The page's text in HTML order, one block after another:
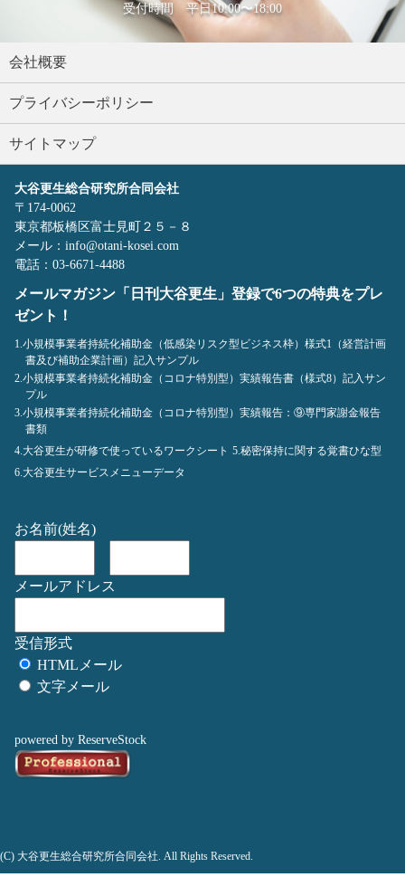
受付時間 平日10:00〜18:00
会社概要
プライバシーポリシー
サイトマップ
大谷更生総合研究所合同会社
〒174-0062
東京都板橋区富士見町２５－８
メール：info@otani-kosei.com
電話：03-6671-4488
メールマガジン「日刊大谷更生」登録で6つの特典をプレ
ゼント！
1.小規模事業者持続化補助金（低感染リスク型ビジネス枠）様式1（経営計画
書及び補助企業計画）記入サンプル
2.小規模事業者持続化補助金（コロナ特別型）実績報告書（様式8）記入サン
プル
3.小規模事業者持続化補助金（コロナ特別型）実績報告：⑨専門家謝金報告
書類
4.大谷更生が研修で使っているワークシート 5.秘密保持に関する覚書ひな型
6.大谷更生サービスメニューデータ
お名前(姓名)
メールアドレス
受信形式
HTMLメール
文字メール
powered by ReserveStock
(C) 大谷更生総合研究所合同会社. All Rights Reserved.